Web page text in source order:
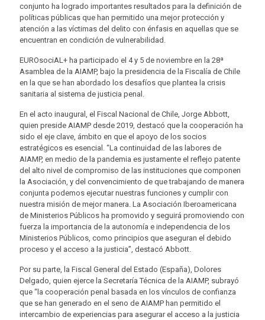
conjunto ha logrado importantes resultados para la definición de
políticas públicas que han permitido una mejor protección y
atención a las víctimas del delito con énfasis en aquellas que se
encuentran en condición de vulnerabilidad.
EUROsociAL+ ha participado el 4 y 5 de noviembre en la 28ª
Asamblea de la AIAMP, bajo la presidencia de la Fiscalía de Chile
en la que se han abordado los desafíos que plantea la crisis
sanitaria al sistema de justicia penal.
En el acto inaugural, el Fiscal Nacional de Chile, Jorge Abbott,
quien preside AIAMP desde 2019, destacó que la cooperación ha
sido el eje clave, ámbito en que el apoyo de los socios
estratégicos es esencial. “La continuidad de las labores de
AIAMP, en medio de la pandemia es justamente el reflejo patente
del alto nivel de compromiso de las instituciones que componen
la Asociación, y del convencimiento de que trabajando de manera
conjunta podemos ejecutar nuestras funciones y cumplir con
nuestra misión de mejor manera. La Asociación Iberoamericana
de Ministerios Públicos ha promovido y seguirá promoviendo con
fuerza la importancia de la autonomía e independencia de los
Ministerios Públicos, como principios que aseguran el debido
proceso y el acceso a la justicia”, destacó Abbott.
Por su parte, la Fiscal General del Estado (España), Dolores
Delgado, quien ejerce la Secretaría Técnica de la AIAMP, subrayó
que “la cooperación penal basada en los vínculos de confianza
que se han generado en el seno de AIAMP han permitido el
intercambio de experiencias para asegurar el acceso a la justicia